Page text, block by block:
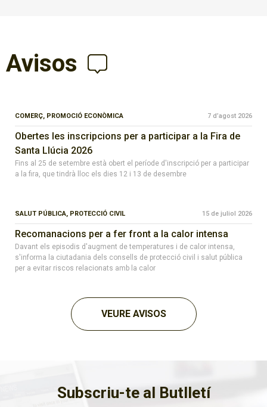
Avisos
COMERÇ, PROMOCIÓ ECONÒMICA 7 d’agost 2026
Obertes les inscripcions per a participar a la Fira de
Santa Llúcia 2026
Fins al 25 de setembre està obert el període d'inscripció per a participar
a la fira, que tindrà lloc els dies 12 i 13 de desembre
SALUT PÚBLICA, PROTECCIÓ CIVIL 15 de juliol 2026
Recomanacions per a fer front a la calor intensa
Davant els episodis d'augment de temperatures i de calor intensa,
s'informa la ciutadania dels consells de protecció civil i salut pública
per a evitar riscos relacionats amb la calor
VEURE AVISOS
Subscriu-te al Butlletí